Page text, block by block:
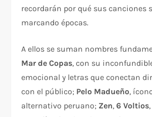
recordarán por qué sus canciones
marcando épocas.
A ellos se suman nombres
Mar de Copas, con su
emocional y letras que conectan
con el público; Pelo Madueño,
alternativo peruano; Zen,6 Voltios,